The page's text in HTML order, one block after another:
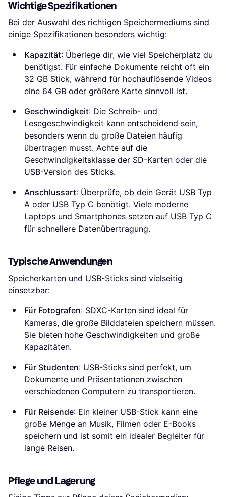
Wichtige Spezifikationen
Bei der Auswahl des richtigen Speichermediums sind
einige Spezifikationen besonders wichtig:
Kapazität: Überlege dir, wie viel Speicherplatz du
benötigst. Für einfache Dokumente reicht oft ein
32 GB Stick, während für hochauflösende Videos
eine 64 GB oder größere Karte sinnvoll ist.
Geschwindigkeit: Die Schreib- und
Lesegeschwindigkeit kann entscheidend sein,
besonders wenn du große Dateien häufig
übertragen musst. Achte auf die
Geschwindigkeitsklasse der SD-Karten oder die
USB-Version des Sticks.
Anschlussart: Überprüfe, ob dein Gerät USB Typ
A oder USB Typ C benötigt. Viele moderne
Laptops und Smartphones setzen auf USB Typ C
für schnellere Datenübertragung.
Typische Anwendungen
Speicherkarten und USB-Sticks sind vielseitig
einsetzbar:
Für Fotografen: SDXC-Karten sind ideal für
Kameras, die große Bilddateien speichern müssen.
Sie bieten hohe Geschwindigkeiten und große
Kapazitäten.
Für Studenten: USB-Sticks sind perfekt, um
Dokumente und Präsentationen zwischen
verschiedenen Computern zu transportieren.
Für Reisende: Ein kleiner USB-Stick kann eine
große Menge an Musik, Filmen oder E-Books
speichern und ist somit ein idealer Begleiter für
lange Reisen.
Pflege und Lagerung